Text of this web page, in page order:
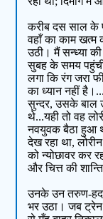
करीब दस साल के
वहाँ का काम खत्म
उठी। मैं सन्ध्या
सुबह के समय
लगा कि रंग जरा
का ध्यान नहीं
सुन्दर, उसके बाल
थे...यही तो वह
नवयुवक बैठा हुआ
देख रहा था,
को न्योछावर कर
और चित्त की
उनके उन तरुण-
भर उठा। जब